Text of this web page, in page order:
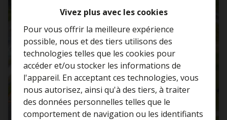
Vivez plus avec les cookies
Pour vous offrir la meilleure expérience
possible, nous et des tiers utilisons des
technologies telles que les cookies pour
accéder et/ou stocker les informations de
l'appareil. En acceptant ces technologies, vous
nous autorisez, ainsi qu'à des tiers, à traiter
des données personnelles telles que le
comportement de navigation ou les identifiants
Curieux de connaître la
valeur de votre maison ?